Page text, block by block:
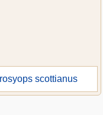
scottianus